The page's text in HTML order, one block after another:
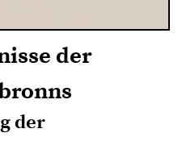
der
der